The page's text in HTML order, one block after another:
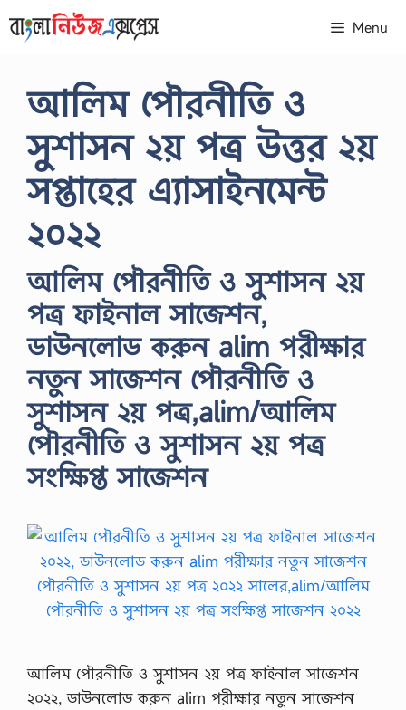
to
Menu
আলিম পৌরনীতি ও
সুশাসন ২য় পত্র উত্তর ২য়
সপ্তাহের এ্যাসাইনমেন্ট
২০২২
আলিম পৌরনীতি ও সুশাসন ২য়
পত্র ফাইনাল সাজেশন,
ডাউনলোড করুন alim পরীক্ষার
নতুন সাজেশন পৌরনীতি ও
সুশাসন ২য় পত্র,alim/আলিম
পৌরনীতি ও সুশাসন ২য় পত্র
সংক্ষিপ্ত সাজেশন
আলিম পৌরনীতি ও সুশাসন ২য় পত্র ফাইনাল সাজেশন
২০২২, ডাউনলোড করুন alim পরীক্ষার নতুন সাজেশন